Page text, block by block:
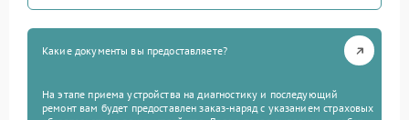
Какие документы вы предоставляете?
На этапе приема устройства на диагностику и последующий
ремонт вам будет предоставлен заказ-наряд с указанием страховых